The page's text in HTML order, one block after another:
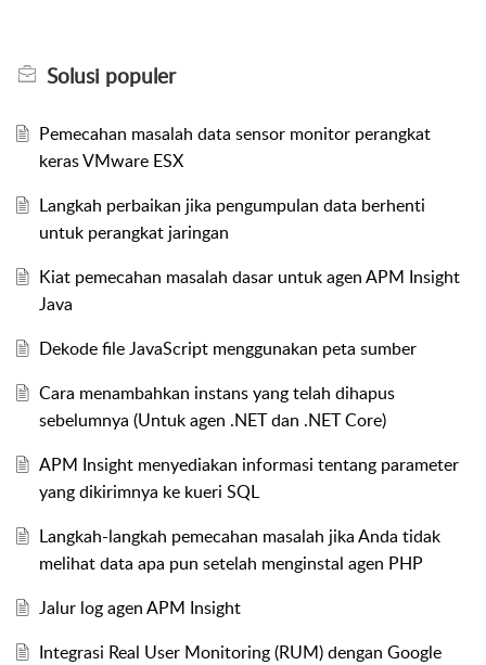
Solusi populer
Pemecahan masalah data sensor monitor perangkat
keras VMware ESX
Langkah perbaikan jika pengumpulan data berhenti
untuk perangkat jaringan
Kiat pemecahan masalah dasar untuk agen APM Insight
Java
Dekode file JavaScript menggunakan peta sumber
Cara menambahkan instans yang telah dihapus
sebelumnya (Untuk agen .NET dan .NET Core)
APM Insight menyediakan informasi tentang parameter
yang dikirimnya ke kueri SQL
Langkah-langkah pemecahan masalah jika Anda tidak
melihat data apa pun setelah menginstal agen PHP
Jalur log agen APM Insight
Integrasi Real User Monitoring (RUM) dengan Google